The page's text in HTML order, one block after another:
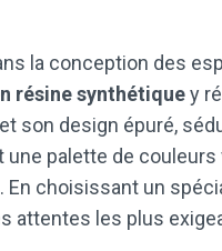
la conception des
résine synthétiquey
son design épuré,
palette de
choisissant un
attentes les plus